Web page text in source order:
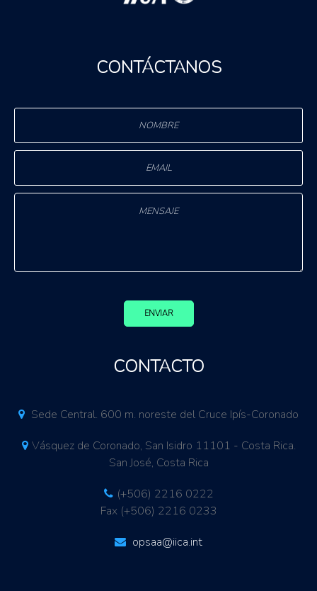
CONTÁCTANOS
ENVIAR
CONTACTO
Sede Central. 600 m. noreste del Cruce Ipís-Coronado
Vásquez de Coronado, San Isidro 11101 - Costa Rica.
San José, Costa Rica
(+506) 2216 0222
Fax (+506) 2216 0233
opsaa@iica.int